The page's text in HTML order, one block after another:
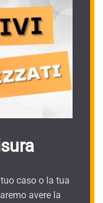
caso o la tua
avere la